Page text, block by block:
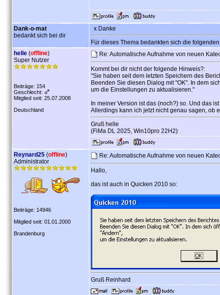
Dank-o-mat
bedankt sich bei dir
x Danke
Für dieses Thema bedankten sich die
helle (offline)
Super Nutzer
Beiträge: 154
Geschlecht:
Mitglied seit: 25.07.2008
Deutschland
Re: Automatische Aufnahme von neuen
Kommt bei dir nicht der folgende Hinweis?:
"Sie haben seit dem letzten Speichern des
Beenden Sie diesen Dialog mit "OK". In dem
um die Einstellungen zu aktualisieren."
In meiner Version ist das (noch?) so. Und das
Allerdings kann ich jetzt nicht genau sagen, ob
Gruß helle
(FiMa DL 2025, Win10pro 22H2)
Reynard25 (offline)
Administrator
Beiträge: 14946
Mitglied seit: 01.01.2000
Brandenburg
Re: Automatische Aufnahme von neuen
Hallo,
das ist auch in Quicken 2010 so:
Gruß Reinhard